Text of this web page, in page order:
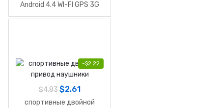
Android 4.4 WI-FI GPS 3G
для iPhone и Android
-$2.22
$4.83 $2.61
спортивные двойной